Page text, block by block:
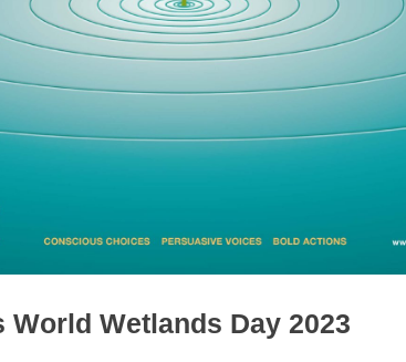
World Wetlands Day 2023